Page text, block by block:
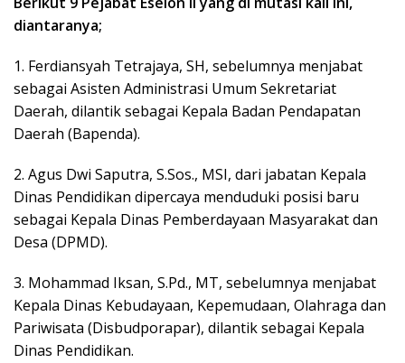
diantaranya;
1. Ferdiansyah Tetrajaya, SH, sebelumnya menjabat
sebagai Asisten Administrasi Umum Sekretariat
Daerah, dilantik sebagai Kepala Badan Pendapatan
Daerah (Bapenda).
2. Agus Dwi Saputra, S.Sos., MSI, dari jabatan Kepala
Dinas Pendidikan dipercaya menduduki posisi baru
sebagai Kepala Dinas Pemberdayaan Masyarakat dan
Desa (DPMD).
3. Mohammad Iksan, S.Pd., MT, sebelumnya menjabat
Kepala Dinas Kebudayaan, Kepemudaan, Olahraga dan
Pariwisata (Disbudporapar), dilantik sebagai Kepala
Dinas Pendidikan.